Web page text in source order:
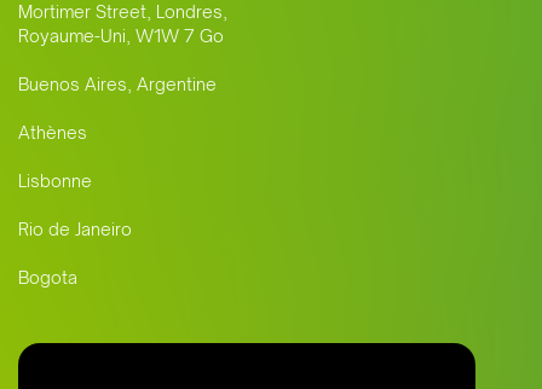
Mortimer Street, Londres,
Royaume-Uni, W1W 7 Go
Buenos Aires, Argentine
Athènes
Lisbonne
Rio de Janeiro
Bogota